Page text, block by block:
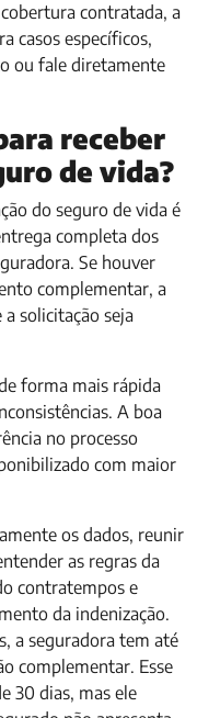
contratada, a
casos específicos,
ou fale diretamente
receber
de vida?
do seguro de vida é
completa dos
Se houver
complementar, a
solicitação seja
forma mais rápida
A boa
no processo
com maior
os dados, reunir
as regras da
contratempos e
da indenização.
a seguradora tem até
complementar. Esse
30 dias, mas ele